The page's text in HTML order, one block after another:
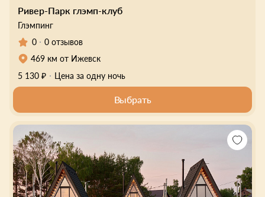
Ривер-Парк глэмп-клуб
Глэмпинг
0
0 отзывов
469 км от Ижевск
5 130 ₽
Цена за одну ночь
Выбрать